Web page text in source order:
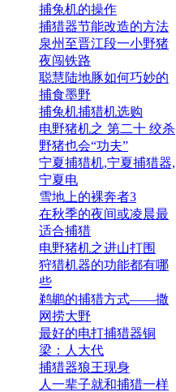
捕兔机的操作
捕猎器节能改造的方法
泉州至晋江段一小野猪
夜闯铁路
聪慧陆地豚如何巧妙的
捕食墨野
捕兔机捕猎机选购
电野猪机之 第二十 绞杀
野猪也会“功夫”
宁夏捕猎机,宁夏捕猎器,
宁夏电
雪地上的裸奔者3
在秋季的夜间或凌晨最
适合捕猎
电野猪机之进山打围
狩猎机器的功能都有哪
些
鹈鹕的捕猎方式——撒
网捞大野
最好的电打捕猎器铜
梁：人大代
捕猎器狼王现身
人一辈子就和捕猎一样